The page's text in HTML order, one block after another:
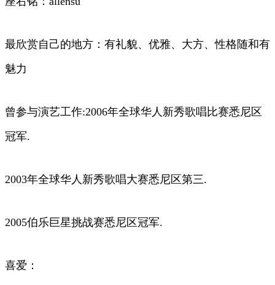
最欣赏自己的地方：有礼貌、优雅、大方、性格随和有
魅力
曾参与演艺工作:2006年全球华人新秀歌唱比赛悉尼区
冠军.
2003年全球华人新秀歌唱大赛悉尼区第三.
2005伯乐巨星挑战赛悉尼区冠军.
喜爱：